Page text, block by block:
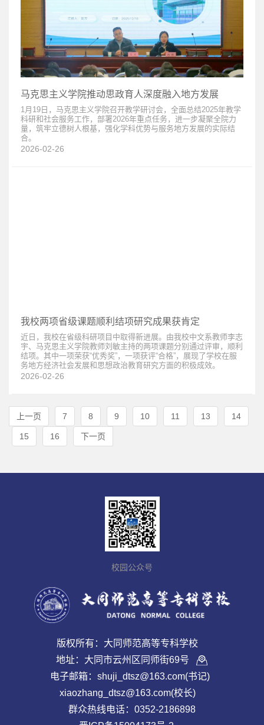
马克思主义学院推动思政育人深度融入地方发展
1月19日，马克思主义学院召开教学研讨会，全面总结2025年教学
科研和社会服务工作，部署2026年重点任务，进一步凝聚全院力
量，筑牢立德树人根基，强化学科优势与服务地方发展的实际结
合。
2026-02-26
我校两项省级课题顺利结项研究成果获肯定
近日，我校在省级科研项目中取得新进展。由我校中文系教师李志
宇、马克思主义学院教师刘敏主持的两项课题分别通过评审，顺利
结项。其中一项荣获“优秀奖”，一项获评“合格”，展现了学校在服
务地方经济社会发展和思想政治教育研究方面的积极成效。
2026-02-26
上一页 7 8 9 10 11 13 14
15 16 下一页
校园公众号
版权所有：大同师范高等专科学校
地址：大同市云州区同师街69号
电子邮箱：shuji_dtsz@163.com(书记)
xiaozhang_dtsz@163.com(校长)
群众热线电话：0352-2186898